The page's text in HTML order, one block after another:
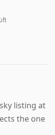
listing at
the one